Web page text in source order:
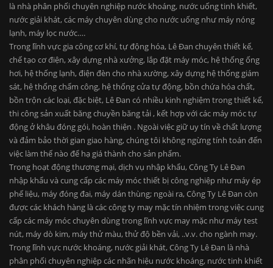
là nhà phân phối chuyên nghiệp nước khoáng, nước uống tinh khiết,
nước giải khát, các máy chuyên dùng cho nước uống như máy nóng
lạnh, máy lọc nước….
Trong lĩnh vực gia công cơ khí, tự động hóa, Lê Đan chuyên thiết kế,
chế tạo cơ điện, xây dựng nhà xưởng, lắp đặt máy móc, hệ thống ống
hơi, hệ thống lạnh, điện đèn cho nhà xường, xây dựng hệ thống giám
sát, hệ thống chấm công, hệ thống cửa tự động, bồn chứa hóa chất,
bồn trộn các loại, đặc biệt, Lê Đan có nhiều kinh nghiệm trong thiết kế,
thi công sản xuất băng chuyền băng tải , kết hợp với các máy móc tự
động ở khâu đóng gói, hoàn thiện . Ngoài việc giữ uy tín về chất lượng
và đảm bảo thời gian giao hàng, chúng tôi không ngừng tính toán đến
việc làm thế nào để hạ giá thành cho sản phẩm.
Trong hoạt động thương mại, dịch vụ nhập khẩu, Công Ty Lê Đan
nhập khẩu và cung cấp các máy móc thiết bị công nghiệp như máy ép
phế liệu, máy đóng đai, máy dán thùng; ngoài ra, Công Ty Lê Đan còn
được các khách hàng là các công ty may mặc tín nhiệm trong việc cung
cấp các máy móc chuyên dùng trong lĩnh vực may mặc như máy test
nút, máy dò kim, máy thử màu, thử độ bền vải, ..v.v. cho ngành may.
Trong lĩnh vực nước khoáng, nước giải khát, Công Ty Lê Đan là nhà
phân phối chuyên nghiệp các nhãn hiệu nước khoáng, nước tinh khiết